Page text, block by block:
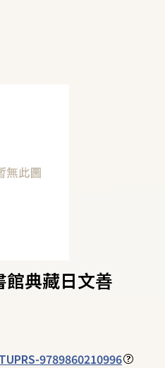
典藏日文善
9789860210996